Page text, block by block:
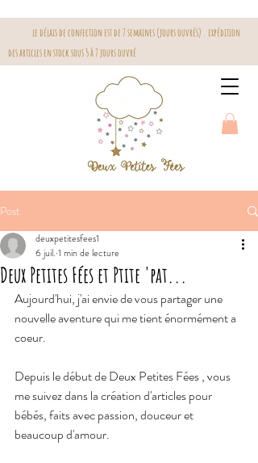
le délais de confection est de 7 semaines (jours ouvrés) . expédition
des articles en stock sous 5 à 7 jours ouvré
Post
Deux Petites Fées et Ptite 'pat...
deuxpetitesfees1
6 juil. 1 min de lecture
Aujourd'hui, j'ai envie de vous partager une
nouvelle aventure qui me tient énormément a
coeur.
Depuis le début de Deux Petites Fées , vous
me suivez dans la création d'articles pour
bébés, faits avec passion, douceur et
beaucoup d'amour.